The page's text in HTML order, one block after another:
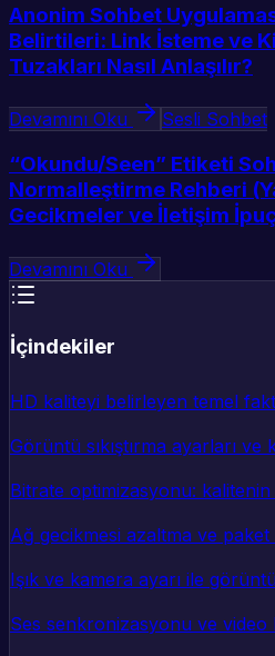
Anonim Sohbet
Belirtileri: Link İsteme ve
Tuzakları Nasıl Anlaşılır?
Devamını Oku Sesli Sohbet
“Okundu/Seen” Etiketi
Normalleştirme Rehberi
Gecikmeler ve İletişim
Devamını Oku
İçindekiler
HD kaliteyi belirleyen temel
Görüntü sıkıştırma ayarları ve
Bitrate optimizasyonu:
Ağ gecikmesi azaltma ve paket
Işık ve kamera ayarı ile
Ses senkronizasyonu ve video